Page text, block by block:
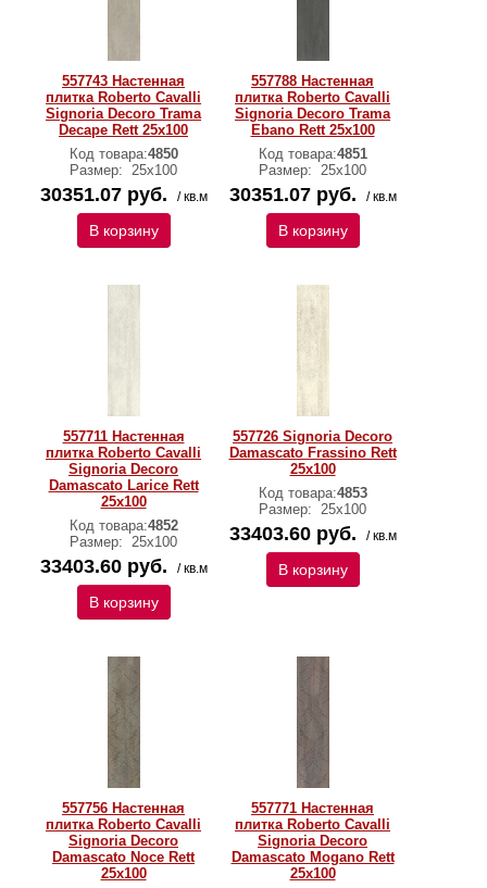
557743 Настенная
плитка Roberto Cavalli
Signoria Decoro Trama
Decape Rett 25x100
Код товара:4850
Размер: 25x100
30351.07 руб. / кв.м
В корзину
557788 Настенная
плитка Roberto Cavalli
Signoria Decoro Trama
Ebano Rett 25x100
Код товара:4851
Размер: 25x100
30351.07 руб. / кв.м
В корзину
557711 Настенная
плитка Roberto Cavalli
Signoria Decoro
Damascato Larice Rett
25x100
Код товара:4852
Размер: 25x100
33403.60 руб. / кв.м
В корзину
557726 Signoria Decoro
Damascato Frassino Rett
25x100
Код товара:4853
Размер: 25x100
33403.60 руб. / кв.м
В корзину
557756 Настенная
плитка Roberto Cavalli
Signoria Decoro
Damascato Noce Rett
25x100
557771 Настенная
плитка Roberto Cavalli
Signoria Decoro
Damascato Mogano Rett
25x100